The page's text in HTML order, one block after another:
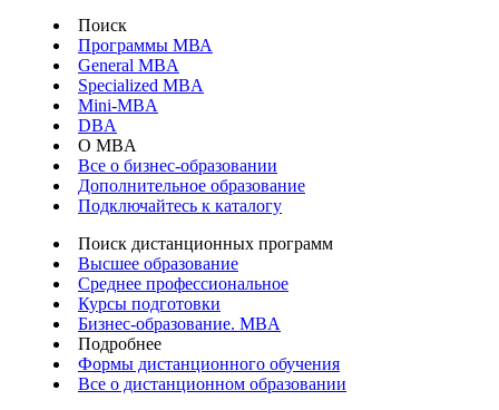
Поиск
Программы МВА
General MBA
Specialized MBA
Mini-MBA
DBA
О MBA
Все о бизнес-образовании
Дополнительное образование
Подключайтесь к каталогу
Поиск дистанционных программ
Высшее образование
Среднее профессиональное
Курсы подготовки
Бизнес-образование. MBA
Подробнее
Формы дистанционного обучения
Все о дистанционном образовании